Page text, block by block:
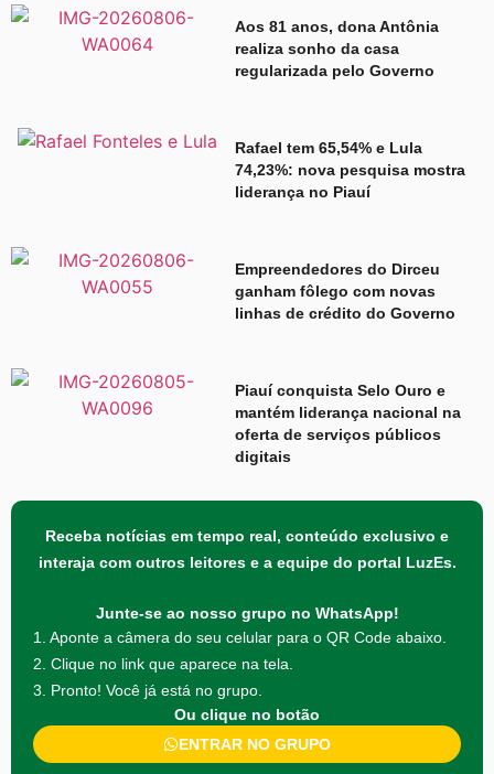
Aos 81 anos, dona Antônia
realiza sonho da casa
regularizada pelo Governo
Rafael tem 65,54% e Lula
74,23%: nova pesquisa mostra
liderança no Piauí
Empreendedores do Dirceu
ganham fôlego com novas
linhas de crédito do Governo
Piauí conquista Selo Ouro e
mantém liderança nacional na
oferta de serviços públicos
digitais
Receba notícias em tempo real, conteúdo exclusivo e
interaja com outros leitores e a equipe do portal LuzEs.
Junte-se ao nosso grupo no WhatsApp!
1. Aponte a câmera do seu celular para o QR Code abaixo.
2. Clique no link que aparece na tela.
3. Pronto! Você já está no grupo.
Ou clique no botão
ENTRAR NO GRUPO